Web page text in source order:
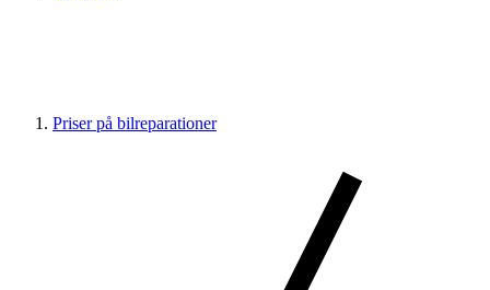
Priser på bilreparationer